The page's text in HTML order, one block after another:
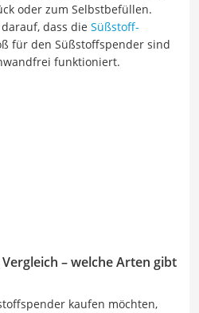
oder zum Selbstbefüllen.
dass die Süßstoff-
für den Süßstoffspender sind
funktioniert.
– welche Arten gibt
kaufen möchten,